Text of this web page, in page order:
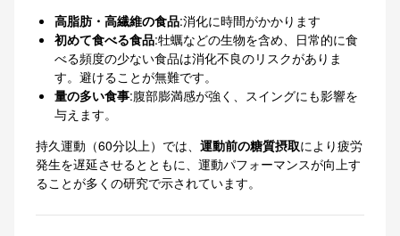
高脂肪・高繊維の食品:消化に時間がかかります
初めて食べる食品:牡蠣などの生物を含め、日常的に食
べる頻度の少ない食品は消化不良のリスクがありま
す。避けることが無難です。
量の多い食事:腹部膨満感が強く、スイングにも影響を
与えます。
持久運動（60分以上）では、 運動前の糖質摂取により疲労
発生を遅延させるとともに、運動パフォーマンスが向上す
ることが多くの研究で示されています。